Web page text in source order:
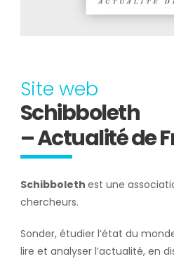
Site web
Schibboleth
– Actualité de
Schibboleth est une
chercheurs.
Sonder, étudier l’état du
lire et analyser l’actualité, en